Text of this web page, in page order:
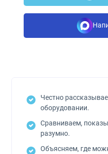
Честно
оборудовании.
Сравниваем,
разумно.
Объясняем, где